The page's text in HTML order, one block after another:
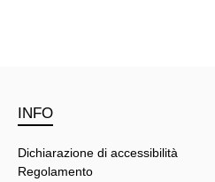
INFO
Dichiarazione di accessibilità
Regolamento